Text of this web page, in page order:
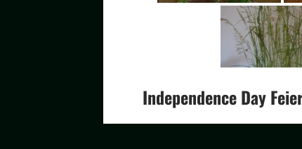
Independence Day